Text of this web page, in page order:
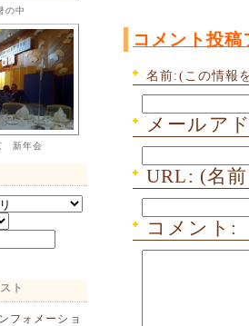
の中
新年会
ト
フォメーショ
コメント投稿
名前:(この情報
メールア
URL: (名
コメント: